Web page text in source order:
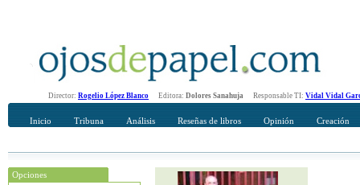
Director: Rogelio López Blanco Editora: Dolores Sanahuja Responsable TI: Vidal Vidal
Inicio Tribuna Análisis Reseñas de libros Opinión Creación
Opciones
Recomendar